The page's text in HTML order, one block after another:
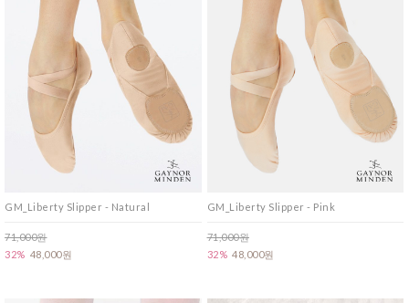
GM_Liberty Slipper - Natural
71,000원
32% 48,000원
GM_Liberty Slipper - Pink
71,000원
32% 48,000원